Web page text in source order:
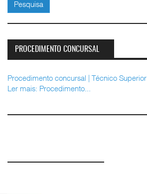
Pesquisa
PROCEDIMENTO CONCURSAL
Procedimento concursal | Técnico Superior
Ler mais: Procedimento...